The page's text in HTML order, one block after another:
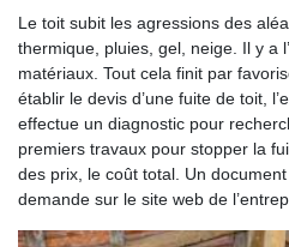
Le toit subit les agressions des
thermique, pluies, gel, neige. Il y a
matériaux. Tout cela finit par
établir le devis d’une fuite de toit,
effectue un diagnostic pour
premiers travaux pour stopper la
des prix, le coût total. Un
demande sur le site web de